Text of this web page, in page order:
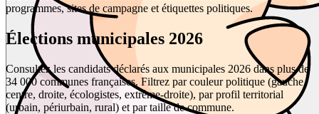
programmes, sites de campagne et étiquettes politiques.
Élections municipales 2026
Consultez les candidats déclarés aux municipales 2026 dans plus de
34 000 communes françaises. Filtrez par couleur politique (gauche,
centre, droite, écologistes, extrême-droite), par profil territorial
(urbain, périurbain, rural) et par taille de commune.